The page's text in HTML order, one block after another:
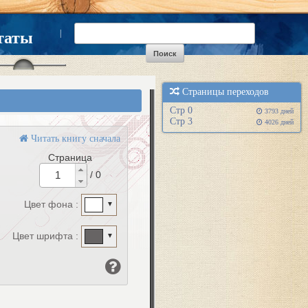
Читать книгу сначала
Страница
/ 0
Цвет фона : ▼
Цвет шрифта : ▼
Страницы переходов
Cтр 0 3793 дней
Cтр 3 4026 дней